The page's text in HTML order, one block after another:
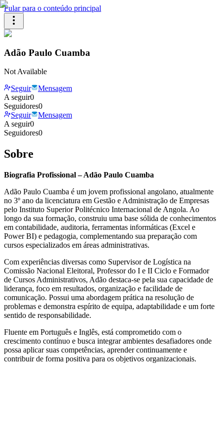
Pular para o conteúdo principal
Adão Paulo Cuamba
Not Available
Seguir
Mensagem
A seguir0
Seguidores0
Seguir
Mensagem
A seguir0
Seguidores0
Sobre
Biografia Profissional – Adão Paulo Cuamba
Adão Paulo Cuamba é um jovem profissional angolano, atualmente
no 3º ano da licenciatura em Gestão e Administração de Empresas
pelo Instituto Superior Politécnico Internacional de Angola. Ao
longo da sua formação, construiu uma base sólida de conhecimentos
em contabilidade, auditoria, ferramentas informáticas (Excel e
Power BI) e pedagogia, complementando sua preparação com
cursos especializados em áreas administrativas.
Com experiências diversas como Supervisor de Logística na
Comissão Nacional Eleitoral, Professor do I e II Ciclo e Formador
de Cursos Administrativos, Adão destaca-se pela sua capacidade de
liderança, foco em resultados, organização e facilidade de
comunicação. Possui uma abordagem prática na resolução de
problemas e demonstra espírito de equipa, adaptabilidade e um forte
sentido de responsabilidade.
Fluente em Português e Inglês, está comprometido com o
crescimento contínuo e busca integrar ambientes desafiadores onde
possa aplicar suas competências, aprender continuamente e
contribuir de forma positiva para os objetivos organizacionais.